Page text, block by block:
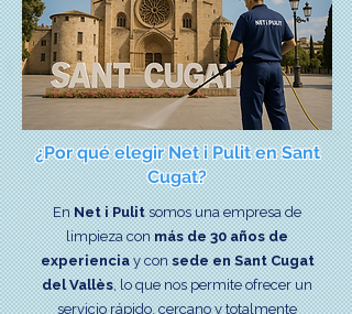
¿Por qué elegir Net i Pulit en Sant
Cugat?
EnNet i Pulitsomos una empresa de
limpieza conmás de 30 años de
experienciay consede en Sant Cugat
del Vallès, lo que nos permite ofrecer un
servicio rápido, cercano y totalmente